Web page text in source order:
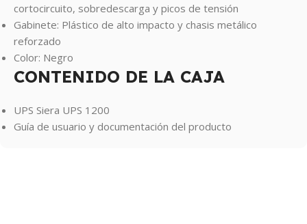
cortocircuito, sobredescarga y picos de tensión
Gabinete: Plástico de alto impacto y chasis metálico
reforzado
Color: Negro
CONTENIDO DE LA CAJA
UPS Siera UPS 1200
Guía de usuario y documentación del producto